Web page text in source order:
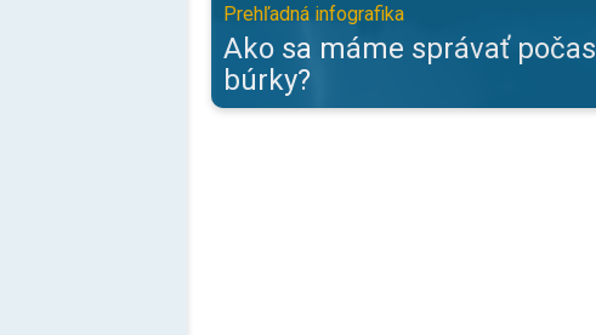
Prehľadná infografika
Ako sa máme správať počas
búrky?